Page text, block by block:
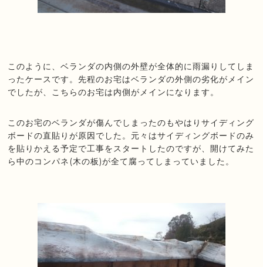
このように、ベランダの内側の外壁が全体的に雨漏りしてしま
ったケースです。先程のお宅はベランダの外側の劣化がメイン
でしたが、こちらのお宅は内側がメインになります。
このお宅のベランダが傷んでしまったのもやはりサイディング
ボードの直貼りが原因でした。元々はサイディングボードのみ
を貼りかえる予定で工事をスタートしたのですが、開けてみた
ら中のコンパネ(木の板)が全て腐ってしまっていました。